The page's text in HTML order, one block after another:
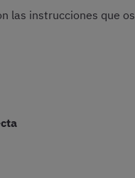
las instrucciones que os